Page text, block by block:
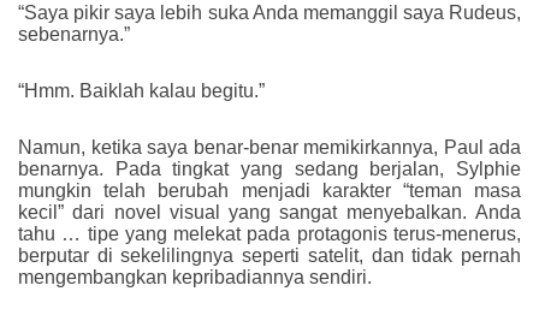
“Saya pikir saya lebih suka Anda memanggil saya Rudeus,
sebenarnya.”
“Hmm. Baiklah kalau begitu.”
Namun, ketika saya benar-benar memikirkannya, Paul ada
benarnya. Pada tingkat yang sedang berjalan, Sylphie
mungkin telah berubah menjadi karakter “teman masa
kecil” dari novel visual yang sangat menyebalkan. Anda
tahu … tipe yang melekat pada protagonis terus-menerus,
berputar di sekelilingnya seperti satelit, dan tidak pernah
mengembangkan kepribadiannya sendiri.